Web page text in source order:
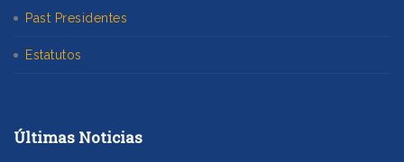
Past Presidentes
Estatutos
Últimas Noticias